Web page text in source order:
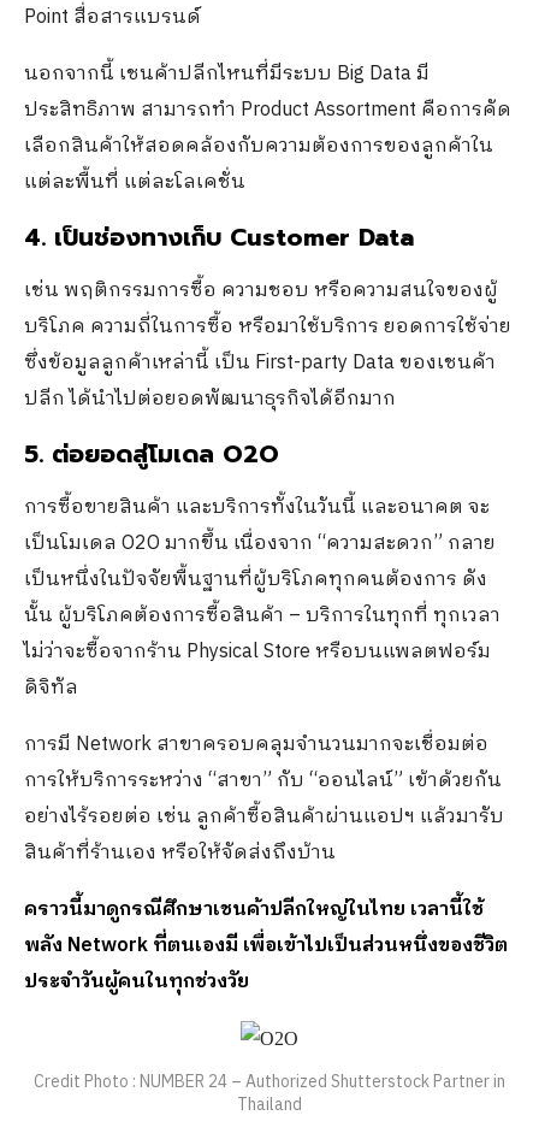
Point สื่อสารแบรนด์
นอกจากนี้ เชนค้าปลีกไหนที่มีระบบ Big Data มี
ประสิทธิภาพ สามารถทำ Product Assortment คือการคัด
เลือกสินค้าให้สอดคล้องกับความต้องการของลูกค้าใน
แต่ละพื้นที่ แต่ละโลเคชั่น
4. เป็นช่องทางเก็บ Customer Data
เช่น พฤติกรรมการซื้อ ความชอบ หรือความสนใจของผู้
บริโภค ความถี่ในการซื้อ หรือมาใช้บริการ ยอดการใช้จ่าย
ซึ่งข้อมูลลูกค้าเหล่านี้ เป็น First-party Data ของเชนค้า
ปลีก ได้นำไปต่อยอดพัฒนาธุรกิจได้อีกมาก
5. ต่อยอดสู่โมเดล O2O
การซื้อขายสินค้า และบริการทั้งในวันนี้ และอนาคต จะ
เป็นโมเดล O2O มากขึ้น เนื่องจาก “ความสะดวก” กลาย
เป็นหนึ่งในปัจจัยพื้นฐานที่ผู้บริโภคทุกคนต้องการ ดัง
นั้น ผู้บริโภคต้องการซื้อสินค้า – บริการในทุกที่ ทุกเวลา
ไม่ว่าจะซื้อจากร้าน Physical Store หรือบนแพลตฟอร์ม
ดิจิทัล
การมี Network สาขาครอบคลุมจำนวนมากจะเชื่อมต่อ
การให้บริการระหว่าง “สาขา” กับ “ออนไลน์” เข้าด้วยกัน
อย่างไร้รอยต่อ เช่น ลูกค้าซื้อสินค้าผ่านแอปฯ แล้วมารับ
สินค้าที่ร้านเอง หรือให้จัดส่งถึงบ้าน
คราวนี้มาดูกรณีศึกษาเชนค้าปลีกใหญ่ในไทย เวลานี้ใช้
พลัง Networkที่ตนเองมี เพื่อเข้าไปเป็นส่วนหนึ่งของชีวิต
ประจำวันผู้คนในทุกช่วงวัย
Credit Photo : NUMBER 24 – Authorized Shutterstock Partner in
Thailand